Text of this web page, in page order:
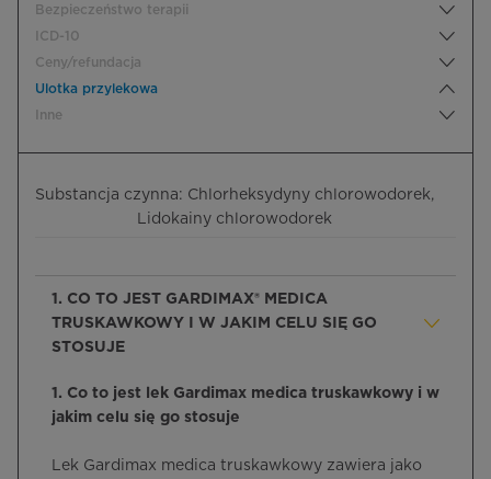
Bezpieczeństwo terapii
ICD-10
Ceny/refundacja
Ulotka przylekowa
Inne
Substancja czynna: Chlorheksydyny chlorowodorek,
Lidokainy chlorowodorek
1. CO TO JEST GARDIMAX® MEDICA
TRUSKAWKOWY I W JAKIM CELU SIĘ GO
STOSUJE
1. Co to jest lek Gardimax medica truskawkowy i w
jakim celu się go stosuje
Lek Gardimax medica truskawkowy zawiera jako